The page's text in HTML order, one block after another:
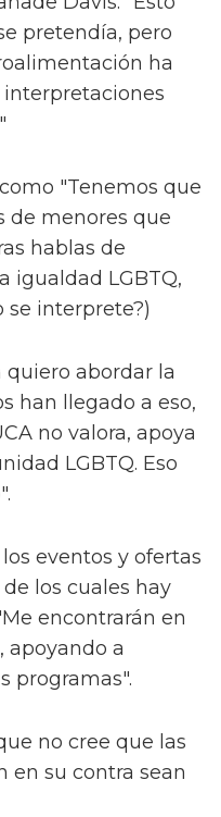
pretendía, pero
ha
"Tenemos que
de menores que
hablas de
igualdad LGBTQ,
se interprete?)
abordar la
han llegado a eso,
no valora, apoya
LGBTQ. Eso
eventos y ofertas
los cuales hay
encontrarán en
apoyando a
programas".
no cree que las
en su contra sean